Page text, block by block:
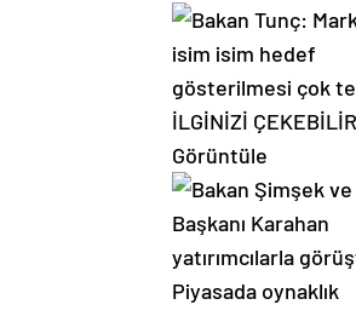
İLGİNİZİ ÇEKEBİLİR
Görüntüle